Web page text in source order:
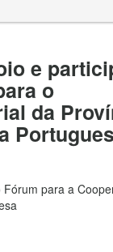
e
o
da
para a